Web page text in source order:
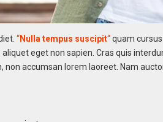
“Nulla tempus suscipit“quam
eget non sapien. Cras quis
non accumsan lorem laoreet. Nam